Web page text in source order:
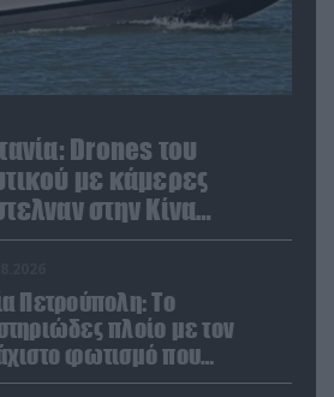
Drones του
με κάμερες
στην Κίνα
Πετρούπολη: Το
πλοίο με τον
φωτισμό που
την περιέργεια